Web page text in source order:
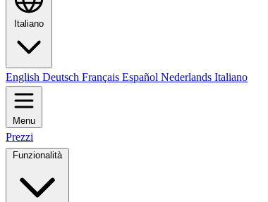
Italiano
English Deutsch Français Español Nederlands Italiano
Menu
Prezzi
Funzionalità